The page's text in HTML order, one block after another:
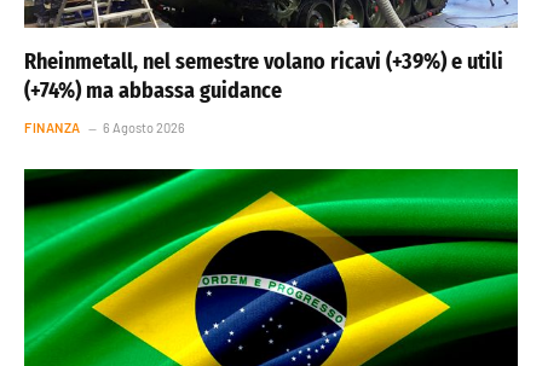
Rheinmetall, nel semestre volano ricavi (+39%) e utili
(+74%) ma abbassa guidance
FINANZA 6 Agosto 2026